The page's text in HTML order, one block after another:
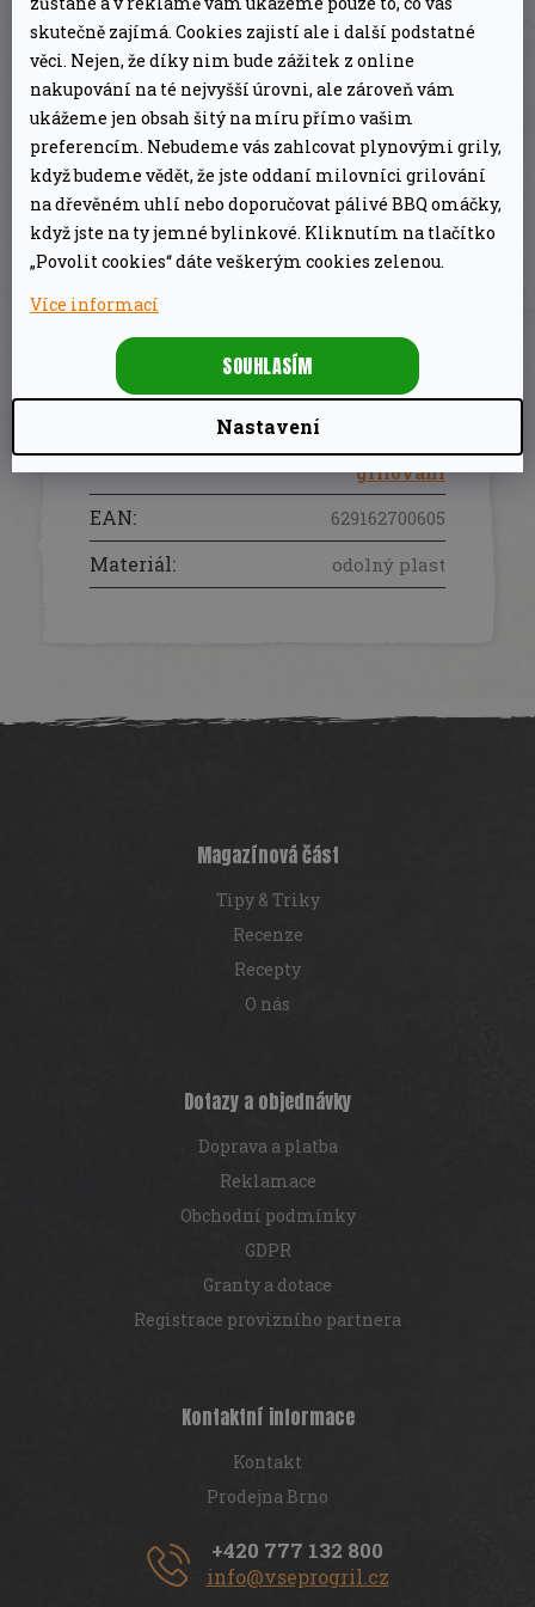
skutečně zajímá. Cookies zajistí ale i další podstatné
věci. Nejen, že díky nim bude zážitek z online
nakupování na té nejvyšší úrovni, ale zároveň vám
ukážeme jen obsah šitý na míru přímo vašim
preferencím. Nebudeme vás zahlcovat plynovými grily,
když budeme vědět, že jste oddaní milovníci grilování
na dřevěném uhlí nebo doporučovat pálivé BBQ omáčky,
když jste na ty jemné bylinkové. Kliknutím na tlačítko
„Povolit cookies“ dáte veškerým cookies zelenou.
Více informací
Nastavení
SOUHLASÍM
ZÁKLADNÍ INFORMACE
sada na lisování hamburgerů Napoleon
1x forma pro dva hamburgery o velikosti
250 g
1x forma pro dva minihamburgery
vyrobeny z odolného plastu
DOPLŇKOVÉ PARAMETRY
Kategorie:
Ostatní pomůcky na
grilování
EAN: 629162700605
Materiál: odolný plast
á
Magazínová část
Tipy & Triky
Recenze
Recepty
O nás
Dotazy a objednávky
Doprava a platba
Reklamace
Obchodní podmínky
GDPR
Granty a dotace
Registrace provizního partnera
Kontaktní informace
Kontakt
Prodejna Brno
+420 777 132 800
info@vseprogril.cz